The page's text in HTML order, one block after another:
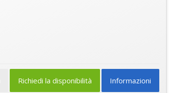
Informazioni
Richiedi la disponibilità